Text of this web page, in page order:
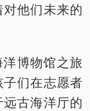
他们未来的
博物馆之旅
们在志愿者
古海洋厅的